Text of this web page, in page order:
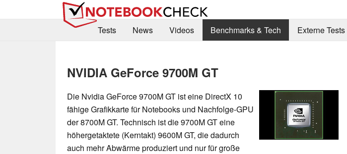
Tests
News Videos Benchmarks & Tech Externe Tests
NVIDIA GeForce 9700M GT
Die Nvidia GeForce 9700M GT ist eine DirectX 10
fähige Grafikkarte für Notebooks und Nachfolge-GPU
der 8700M GT. Technisch ist die 9700M GT eine
höhergetaktete (Kerntakt) 9600M GT, die dadurch
auch mehr Abwärme produziert und nur für große